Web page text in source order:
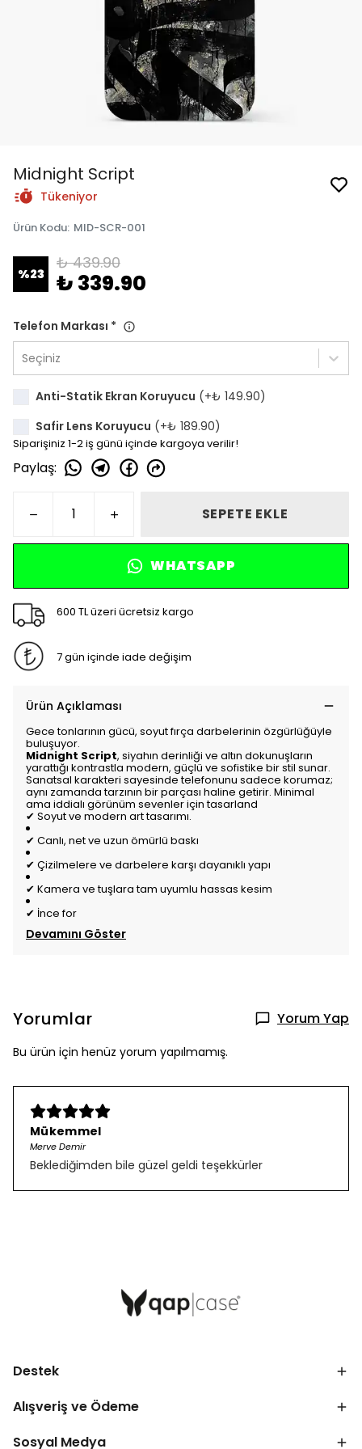
Midnight Script
Tükeniyor
Ürün Kodu: MID-SCR-001
%23
₺ 439.90
₺ 339.90
Telefon Markası *
Seçiniz
Anti-Statik Ekran Koruyucu (+₺ 149.90)
Safir Lens Koruyucu (+₺ 189.90)
Siparişiniz 1-2 iş günü içinde kargoya verilir!
Paylaş:
SEPETE EKLE
WHATSAPP
600 TL üzeri ücretsiz kargo
7 gün içinde iade değişim
Ürün Açıklaması
Gece tonlarının gücü, soyut fırça darbelerinin özgürlüğüyle
buluşuyor.
Midnight Script, siyahın derinliği ve altın dokunuşların
yarattığı kontrastla modern, güçlü ve sofistike bir stil sunar.
Sanatsal karakteri sayesinde telefonunu sadece korumaz;
aynı zamanda tarzının bir parçası haline getirir. Minimal
ama iddialı görünüm sevenler için tasarland
✔ Soyut ve modern art tasarımı.
✔ Canlı, net ve uzun ömürlü baskı
✔ Çizilmelere ve darbelere karşı dayanıklı yapı
✔ Kamera ve tuşlara tam uyumlu hassas kesim
✔ İnce for
Devamını Göster
Yorumlar Yorum Yap
Bu ürün için henüz yorum yapılmamış.
Mükemmel
Merve Demir
Beklediğimden bile güzel geldi teşekkürler
Destek
Alışveriş ve Ödeme
Sosyal Medya